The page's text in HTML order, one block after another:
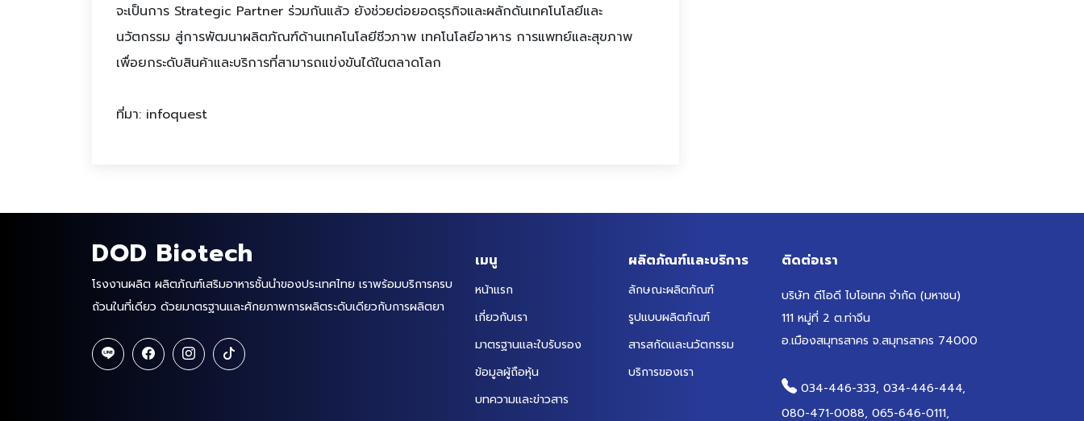
จะเป็นการ Strategic Partner ร่วมกันแล้ว ยังช่วยต่อยอดธุรกิจและผลักดันเทคโนโลยีและ
นวัตกรรม สู่การพัฒนาผลิตภัณฑ์ด้านเทคโนโลยีชีวภาพ เทคโนโลยีอาหาร การแพทย์และสุขภาพ
เพื่อยกระดับสินค้าและบริการที่สามารถแข่งขันได้ในตลาดโลก
ที่มา: infoquest
DOD Biotech
โรงงานผลิต ผลิตภัณฑ์เสริมอาหารชั้นนำของประเทศไทย เราพร้อมบริการครบ
ถ้วนในที่เดียว ด้วยมาตรฐานและศักยภาพการผลิตระดับเดียวกับการผลิตยา
เมนู
หน้าแรก
เกี่ยวกับเรา
มาตรฐานและใบรับรอง
ข้อมูลผู้ถือหุ้น
บทความและข่าวสาร
ผลิตภัณฑ์และบริการ
ลักษณะผลิตภัณฑ์
รูปแบบผลิตภัณฑ์
สารสกัดและนวัตกรรม
บริการของเรา
ติดต่อเรา
บริษัท ดีโอดี ไบโอเทค จำกัด (มหาชน)
111 หมู่ที่ 2 ต.ท่าจีน
อ.เมืองสมุทรสาคร จ.สมุทรสาคร 74000
034-446-333, 034-446-444,
080-471-0088, 065-646-0111,